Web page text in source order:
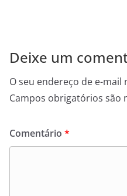
Deixe um
O seu endereço de e-mail
Campos obrigatórios são
Comentário *